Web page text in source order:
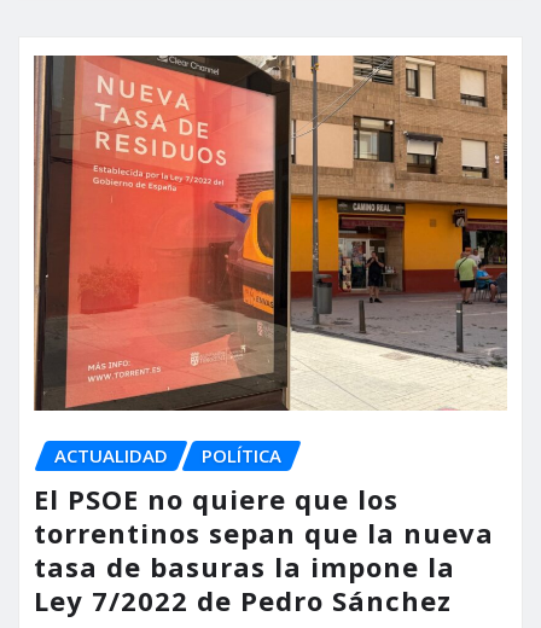
ACTUALIDAD POLÍTICA
El PSOE no quiere que los
torrentinos sepan que la nueva
tasa de basuras la impone la
Ley 7/2022 de Pedro Sánchez